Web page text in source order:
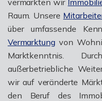
Raum. Unsere
über umfassende
Vermarktung von
Marktkenntnis.
außerbetriebliche
wir auf veränderte
den Beruf des